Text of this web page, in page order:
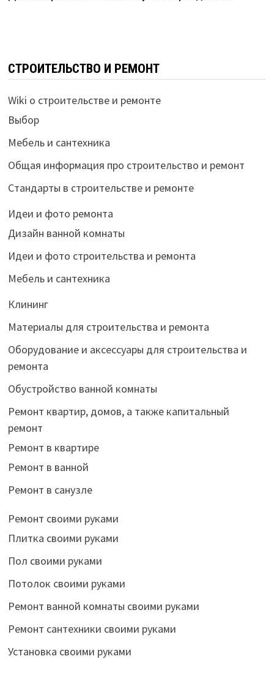
СТРОИТЕЛЬСТВО И РЕМОНТ
Wiki о строительстве и ремонте
Выбор
Мебель и сантехника
Общая информация про строительство и ремонт
Стандарты в строительстве и ремонте
Идеи и фото ремонта
Дизайн ванной комнаты
Идеи и фото строительства и ремонта
Мебель и сантехника
Клининг
Материалы для строительства и ремонта
Оборудование и аксессуары для строительства и
ремонта
Обустройство ванной комнаты
Ремонт квартир, домов, а также капитальный
ремонт
Ремонт в квартире
Ремонт в ванной
Ремонт в санузле
Ремонт своими руками
Плитка своими руками
Пол своими руками
Потолок своими руками
Ремонт ванной комнаты своими руками
Ремонт сантехники своими руками
Установка своими руками